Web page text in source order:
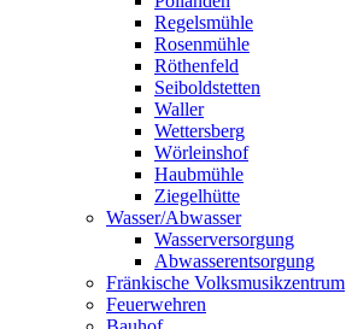
Regelsmühle
Rosenmühle
Röthenfeld
Seiboldstetten
Waller
Wettersberg
Wörleinshof
Haubmühle
Ziegelhütte
Wasser/Abwasser
Wasserversorgung
Abwasserentsorgung
Fränkische Volksmusikzentrum
Feuerwehren